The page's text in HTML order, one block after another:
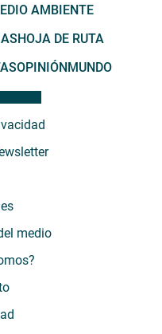
AMBIENTE
HOJA DE RUTA
OPINIÓNMUNDO
medio